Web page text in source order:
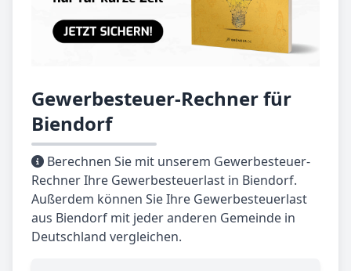
Gewerbesteuer-Rechner für
Biendorf
Berechnen Sie mit unserem Gewerbesteuer-
Rechner Ihre Gewerbesteuerlast in Biendorf.
Außerdem können Sie Ihre Gewerbesteuerlast
aus Biendorf mit jeder anderen Gemeinde in
Deutschland vergleichen.